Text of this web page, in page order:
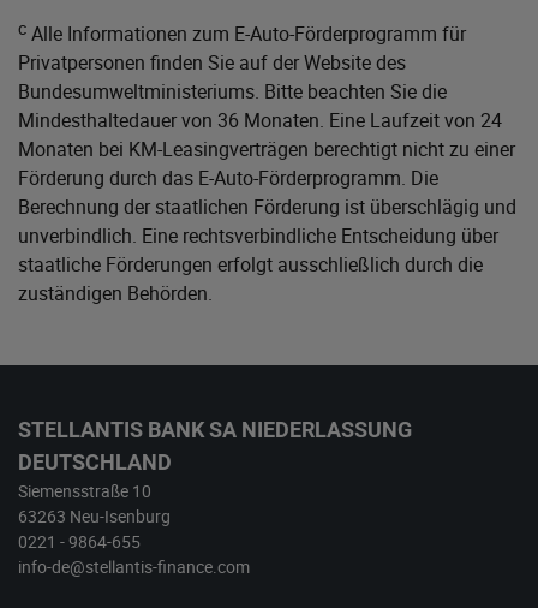
c Alle Informationen zum E-Auto-Förderprogramm für
Privatpersonen finden Sie auf der Website des
Bundesumweltministeriums. Bitte beachten Sie die
Mindesthaltedauer von 36 Monaten. Eine Laufzeit von 24
Monaten bei KM-Leasingverträgen berechtigt nicht zu einer
Förderung durch das E-Auto-Förderprogramm. Die
Berechnung der staatlichen Förderung ist überschlägig und
unverbindlich. Eine rechtsverbindliche Entscheidung über
staatliche Förderungen erfolgt ausschließlich durch die
zuständigen Behörden.
STELLANTIS BANK SA NIEDERLASSUNG
DEUTSCHLAND
Siemensstraße 10
63263 Neu-Isenburg
0221 - 9864-655
info-de@stellantis-finance.com